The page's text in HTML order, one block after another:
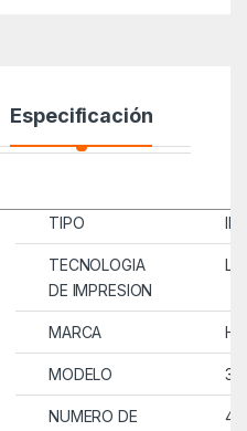
Especificación
TIPO
TECNOLOGIA
DE IMPRESION
MARCA HP
MODELO
NUMERO DE